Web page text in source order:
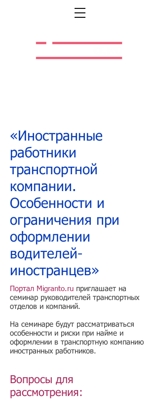
«Иностранные
работники
транспортной
компании.
Особенности и
ограничения при
оформлении
водителей-
иностранцев»
Портал Migranto.ru приглашает на
семинар руководителей транспортных
отделов и компаний.
На семинаре будут рассматриваться
особенности и риски при найме и
оформлении в транспортную компанию
иностранных работников.
Вопросы для
рассмотрения: